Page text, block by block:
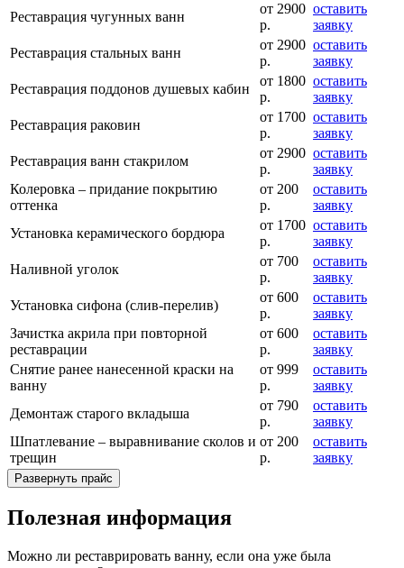
Реставрация чугунных ванн
от 2900
р.
оставить
заявку
Реставрация стальных ванн
от 2900
р.
оставить
заявку
Реставрация поддонов душевых кабин
от 1800
р.
оставить
заявку
Реставрация раковин
от 1700
р.
оставить
заявку
Реставрация ванн стакрилом
от 2900
р.
оставить
заявку
Колеровка – придание покрытию
оттенка
от 200
р.
оставить
заявку
Установка керамического бордюра
от 1700
р.
оставить
заявку
Наливной уголок
от 700
р.
оставить
заявку
Установка сифона (слив-перелив)
от 600
р.
оставить
заявку
Зачистка акрила при повторной
реставрации
от 600
р.
оставить
заявку
Снятие ранее нанесенной краски на
ванну
от 999
р.
оставить
заявку
Демонтаж старого вкладыша
от 790
р.
оставить
заявку
Шпатлевание – выравнивание сколов и
трещин
от 200
р.
оставить
заявку
Развернуть прайс
Полезная информация
Можно ли реставрировать ванну, если она уже была